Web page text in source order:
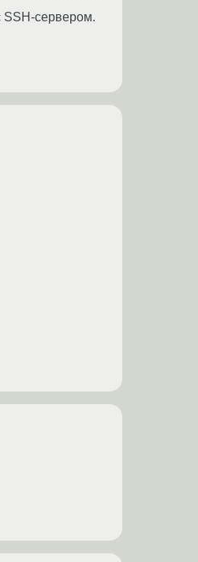
SSH-сервером.